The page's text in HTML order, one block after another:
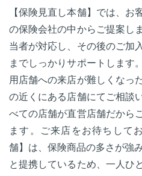
【保険見直し本舗】では、お
の保険会社の中からご提案し
当者が対応し、その後のご加
までしっかりサポートします
用店舗への来店が難しくなっ
の近くにある店舗にてご相談
べての店舗が直営店舗だから
ます。ご来店をお待ちして
舗】は、保険商品の多さが強
と提携しているため、一人ひ